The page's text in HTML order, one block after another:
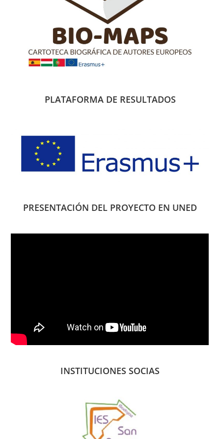
PLATAFORMA DE RESULTADOS
PRESENTACIÓN DEL PROYECTO EN UNED
INSTITUCIONES SOCIAS